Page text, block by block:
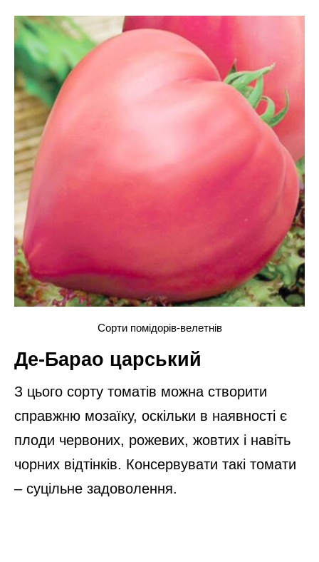
Сорти помідорів-велетнів
Де-Барао царський
З цього сорту томатів можна створити
справжню мозаїку, оскільки в наявності є
плоди червоних, рожевих, жовтих і навіть
чорних відтінків. Консервувати такі томати
– суцільне задоволення.